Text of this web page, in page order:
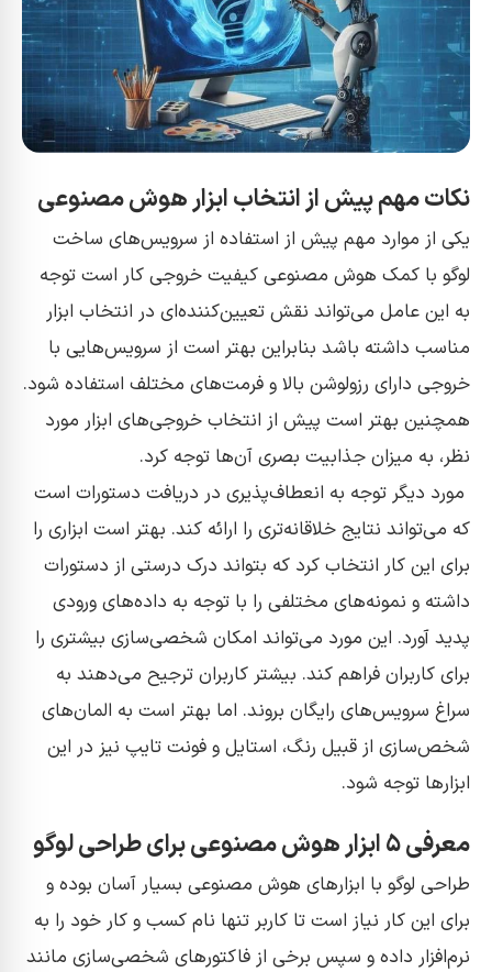
نکات مهم پیش از انتخاب ابزار هوش مصنوعی
یکی از موارد مهم پیش از استفاده از سرویس‌های ساخت
لوگو با کمک هوش مصنوعی کیفیت خروجی کار است توجه
به این عامل می‌تواند نقش تعیین‌کننده‌ای در انتخاب ابزار
مناسب داشته باشد بنابراین بهتر است از سرویس‌هایی با
خروجی دارای رزولوشن بالا و فرمت‌های مختلف استفاده شود.
همچنین بهتر است‌ پیش از انتخاب خروجی‌های ابزار مورد
نظر، به میزان جذابیت بصری آن‌ها توجه کرد.
مورد دیگر توجه به انعطاف‌پذیری در دریافت دستورات است
که می‌تواند نتایج خلاقانه‌تری را ارائه کند. بهتر است ابزاری را
برای این کار انتخاب کرد که بتواند درک درستی از دستورات
داشته و نمونه‌های مختلفی را با توجه به داده‌های ورودی
پدید آورد. این مورد می‌تواند امکان شخصی‌سازی بیشتری را
برای کاربران فراهم کند. بیشتر کاربران ترجیح می‌دهند به
سراغ سرویس‌های رایگان بروند. اما بهتر است به المان‌های
شخص‌سازی از قبیل رنگ، استایل و فونت تایپ نیز در این
ابزار‌ها توجه شود.
معرفی ۵ ابزار هوش مصنوعی برای طراحی لوگو
طراحی لوگو با ابزارهای هوش مصنوعی بسیار آسان بوده و
برای این کار نیاز است تا کاربر تنها نام کسب و کار خود را به
نرم‌افزار داده و سپس برخی از فاکتور‌های شخصی‌سازی مانند